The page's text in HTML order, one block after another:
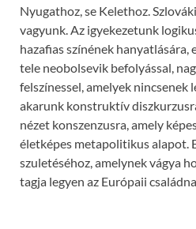
Nyugathoz, se Kelethoz.
vagyunk. Az igyekezetunk
hazafias színének hanyatlására,
tele neobolsevik befolyással,
felszínessel, amelyek nincsenek
akarunk konstruktív
nézet konszenzusra, amely
életképes metapolitikus alapot.
szuletéséhoz, amelynek vágya
tagja legyen az Európaii